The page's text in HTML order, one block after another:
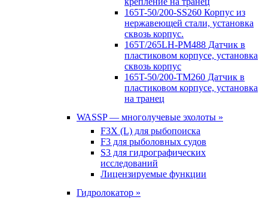
165T-50/200-SS260 Корпус из
нержавеющей стали, установка
сквозь корпус.
165T/265LH-PM488 Датчик в
пластиковом корпусе, установка
сквозь корпус
165T-50/200-TM260 Датчик в
пластиковом корпусе, установка
на транец
WASSP — многолучевые эхолоты »
F3X (L) для рыбопоиска
F3 для рыболовных судов
S3 для гидрографических
исследований
Лицензируемые функции
Гидролокатор »